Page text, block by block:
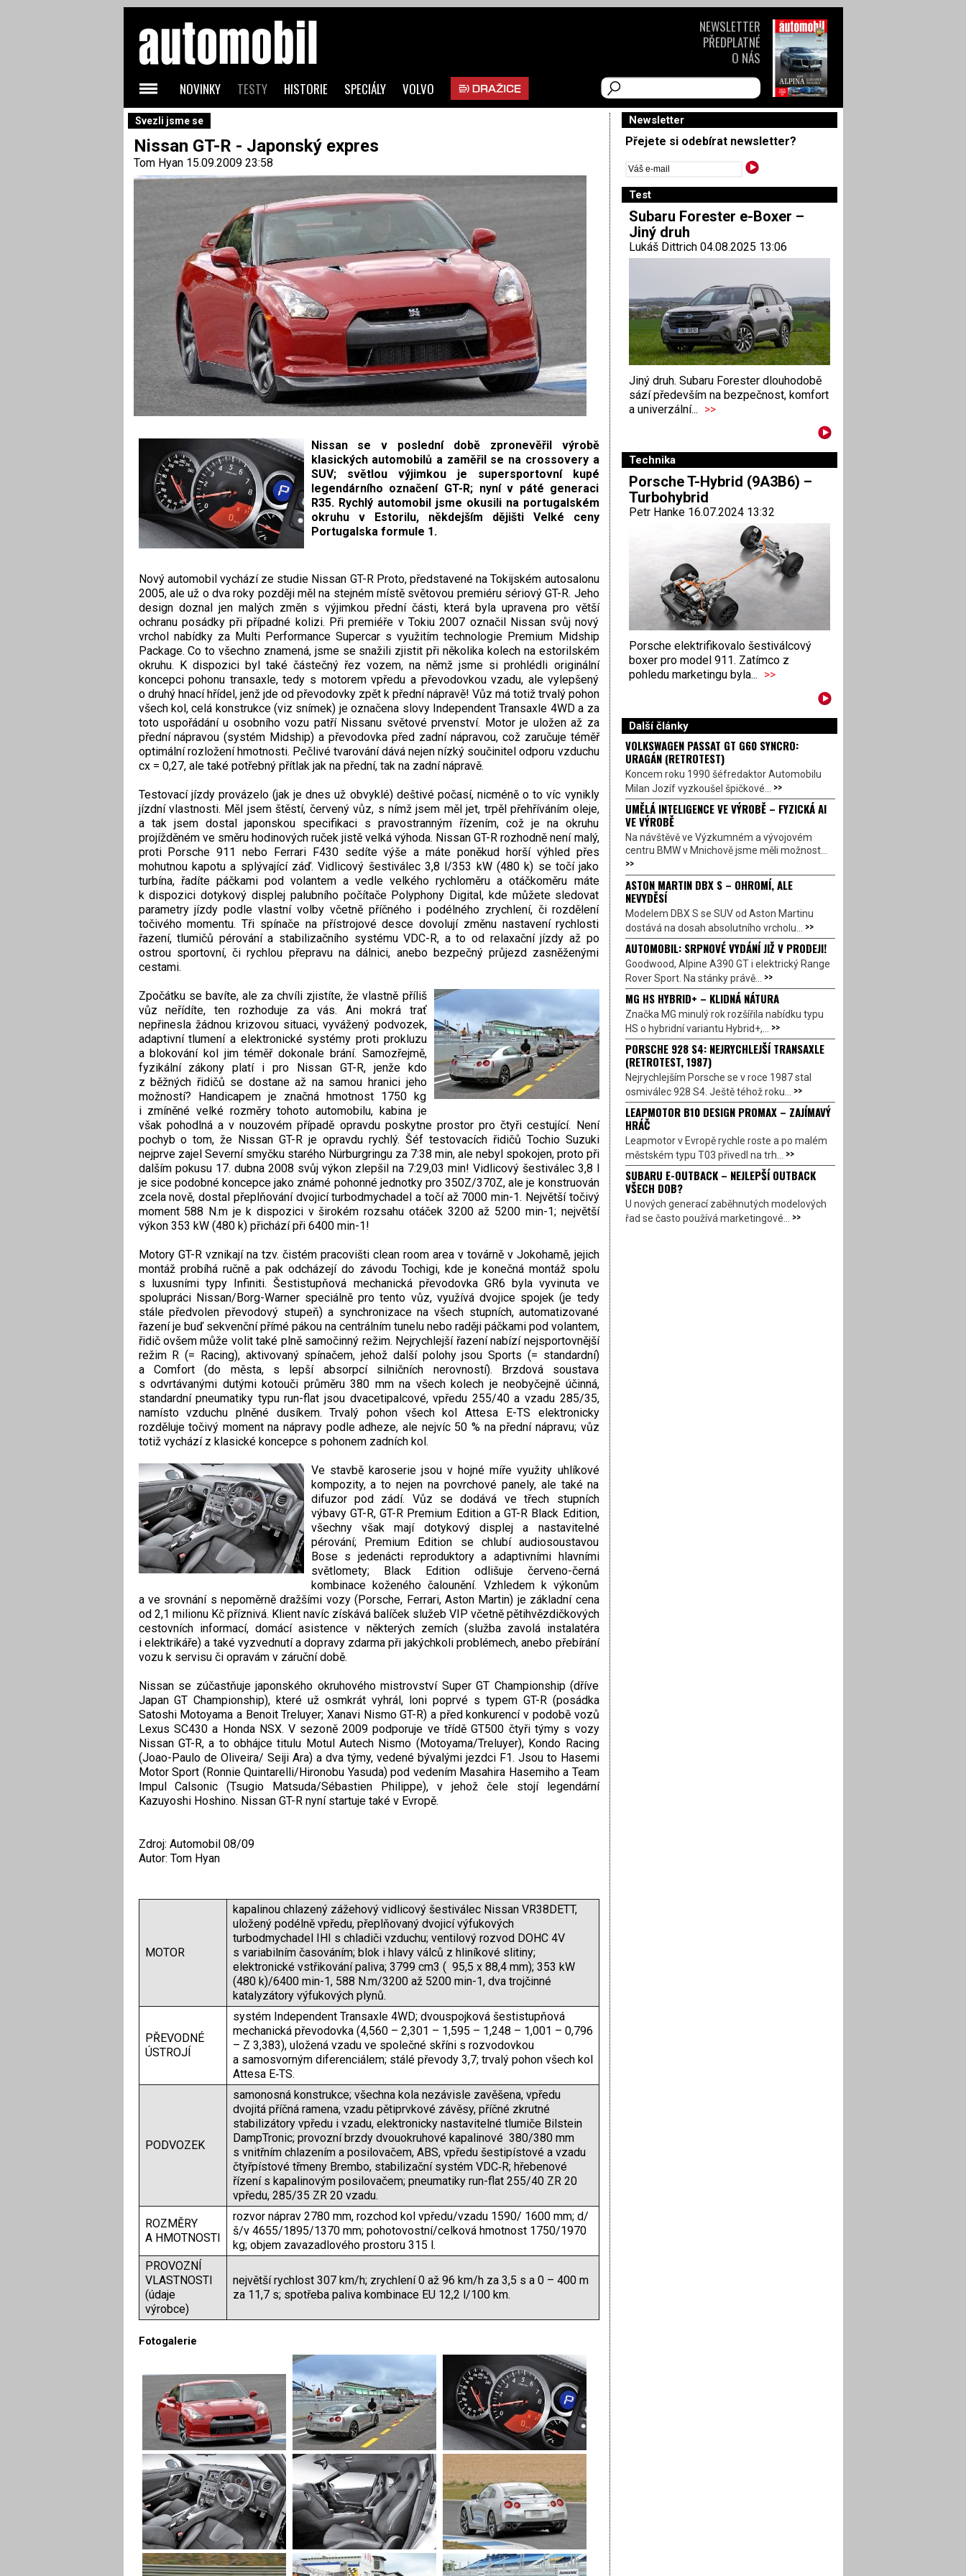
Svezli jsme se
Nissan GT-R - Japonský expres
Tom Hyan15.09.2009 23:58
Nissan se v poslední době zpronevěřil výrobě
klasických automobilů a zaměřil se na crossovery a
SUV; světlou výjimkou je supersportovní kupé
legendárního označení GT-R; nyní v páté generaci
R35. Rychlý automobil jsme okusili na portugalském
okruhu v Estorilu, někdejším dějišti Velké ceny
Portugalska formule 1.
Nový automobil vychází ze studie Nissan GT-R Proto, představené na Tokijském autosalonu
2005, ale už o dva roky později měl na stejném místě světovou premiéru sériový GT-R. Jeho
design doznal jen malých změn s výjimkou přední části, která byla upravena pro větší
ochranu posádky při případné kolizi. Při premiéře v Tokiu 2007 označil Nissan svůj nový
vrchol nabídky za Multi Performance Supercar s využitím technologie Premium Midship
Package. Co to všechno znamená, jsme se snažili zjistit při několika kolech na estorilském
okruhu. K dispozici byl také částečný řez vozem, na němž jsme si prohlédli originální
koncepci pohonu transaxle, tedy s motorem vpředu a převodovkou vzadu, ale vylepšený
o druhý hnací hřídel, jenž jde od převodovky zpět k přední nápravě! Vůz má totiž trvalý pohon
všech kol, celá konstrukce (viz snímek) je označena slovy Independent Transaxle 4WD a za
toto uspořádání u osobního vozu patří Nissanu světové prvenství. Motor je uložen až za
přední nápravou (systém Midship) a převodovka před zadní nápravou, což zaručuje téměř
optimální rozložení hmotnosti. Pečlivé tvarování dává nejen nízký součinitel odporu vzduchu
cx = 0,27, ale také potřebný přítlak jak na přední, tak na zadní nápravě.
Testovací jízdy provázelo (jak je dnes už obvyklé) deštivé počasí, nicméně o to víc vynikly
jízdní vlastnosti. Měl jsem štěstí, červený vůz, s nímž jsem měl jet, trpěl přehříváním oleje,
a tak jsem dostal japonskou specifikaci s pravostranným řízením, což je na okruhu
projížděném ve směru hodinových ruček jistě velká výhoda. Nissan GT-R rozhodně není malý,
proti Porsche 911 nebo Ferrari F430 sedíte výše a máte poněkud horší výhled přes
mohutnou kapotu a splývající záď. Vidlicový šestiválec 3,8 l/353 kW (480 k) se točí jako
turbína, řadíte páčkami pod volantem a vedle velkého rychloměru a otáčkoměru máte
k dispozici dotykový displej palubního počítače Polyphony Digital, kde můžete sledovat
parametry jízdy podle vlastní volby včetně příčného i podélného zrychlení, či rozdělení
točivého momentu. Tři spínače na přístrojové desce dovolují změnu nastavení rychlosti
řazení, tlumičů pérování a stabilizačního systému VDC-R, a to od relaxační jízdy až po
ostrou sportovní, či rychlou přepravu na dálnici, anebo bezpečný průjezd zasněženými
cestami.
Zpočátku se bavíte, ale za chvíli zjistíte, že vlastně příliš
vůz neřídíte, ten rozhoduje za vás. Ani mokrá trať
nepřinesla žádnou krizovou situaci, vyvážený podvozek,
adaptivní tlumení a elektronické systémy proti prokluzu
a blokování kol jim téměř dokonale brání. Samozřejmě,
fyzikální zákony platí i pro Nissan GT-R, jenže kdo
z běžných řidičů se dostane až na samou hranici jeho
možností? Handicapem je značná hmotnost 1750 kg
i zmíněné velké rozměry tohoto automobilu, kabina je
však pohodlná a v nouzovém případě opravdu poskytne prostor pro čtyři cestující. Není
pochyb o tom, že Nissan GT-R je opravdu rychlý. Šéf testovacích řidičů Tochio Suzuki
nejprve zajel Severní smyčku starého Nürburgringu za 7:38 min, ale nebyl spokojen, proto při
dalším pokusu 17. dubna 2008 svůj výkon zlepšil na 7:29,03 min! Vidlicový šestiválec 3,8 l
je sice podobné koncepce jako známé pohonné jednotky pro 350Z/370Z, ale je konstruován
zcela nově, dostal přeplňování dvojicí turbodmychadel a točí až 7000 min-1. Největší točivý
moment 588 N.m je k dispozici v širokém rozsahu otáček 3200 až 5200 min-1; největší
výkon 353 kW (480 k) přichází při 6400 min-1!
Motory GT-R vznikají na tzv. čistém pracovišti clean room area v továrně v Jokohamě, jejich
montáž probíhá ručně a pak odcházejí do závodu Tochigi, kde je konečná montáž spolu
s luxusními typy Infiniti. Šestistupňová mechanická převodovka GR6 byla vyvinuta ve
spolupráci Nissan/Borg-Warner speciálně pro tento vůz, využívá dvojice spojek (je tedy
stále předvolen převodový stupeň) a synchronizace na všech stupních, automatizované
řazení je buď sekvenční přímé pákou na centrálním tunelu nebo raději páčkami pod volantem,
řidič ovšem může volit také plně samočinný režim. Nejrychlejší řazení nabízí nejsportovnější
režim R (= Racing), aktivovaný spínačem, jehož další polohy jsou Sports (= standardní)
a Comfort (do města, s lepší absorpcí silničních nerovností). Brzdová soustava
s odvrtávanými dutými kotouči průměru 380 mm na všech kolech je neobyčejně účinná,
standardní pneumatiky typu run-flat jsou dvacetipalcové, vpředu 255/40 a vzadu 285/35,
namísto vzduchu plněné dusíkem. Trvalý pohon všech kol Attesa E-TS elektronicky
rozděluje točivý moment na nápravy podle adheze, ale nejvíc 50 % na přední nápravu; vůz
totiž vychází z klasické koncepce s pohonem zadních kol.
Ve stavbě karoserie jsou v hojné míře využity uhlíkové
kompozity, a to nejen na povrchové panely, ale také na
difuzor pod zádí. Vůz se dodává ve třech stupních
výbavy GT-R, GT-R Premium Edition a GT-R Black Edition,
všechny však mají dotykový displej a nastavitelné
pérování; Premium Edition se chlubí audiosoustavou
Bose s jedenácti reproduktory a adaptivními hlavními
světlomety; Black Edition odlišuje červeno-černá
kombinace koženého čalounění. Vzhledem k výkonům
a ve srovnání s nepoměrně dražšími vozy (Porsche, Ferrari, Aston Martin) je základní cena
od 2,1 milionu Kč příznivá. Klient navíc získává balíček služeb VIP včetně pětihvězdičkových
cestovních informací, domácí asistence v některých zemích (služba zavolá instalatéra
i elektrikáře) a také vyzvednutí a dopravy zdarma při jakýchkoli problémech, anebo přebírání
vozu k servisu či opravám v záruční době.
Nissan se zúčastňuje japonského okruhového mistrovství Super GT Championship (dříve
Japan GT Championship), které už osmkrát vyhrál, loni poprvé s typem GT-R (posádka
Satoshi Motoyama a Benoit Treluyer; Xanavi Nismo GT-R) a před konkurencí v podobě vozů
Lexus SC430 a Honda NSX. V sezoně 2009 podporuje ve třídě GT500 čtyři týmy s vozy
Nissan GT-R, a to obhájce titulu Motul Autech Nismo (Motoyama/Treluyer), Kondo Racing
(Joao-Paulo de Oliveira/ Seiji Ara) a dva týmy, vedené bývalými jezdci F1. Jsou to Hasemi
Motor Sport (Ronnie Quintarelli/Hironobu Yasuda) pod vedením Masahira Hasemiho a Team
Impul Calsonic (Tsugio Matsuda/Sébastien Philippe), v jehož čele stojí legendární
Kazuyoshi Hoshino. Nissan GT-R nyní startuje také v Evropě.
Zdroj: Automobil 08/09
Autor: Tom Hyan
MOTOR
kapalinou chlazený zážehový vidlicový šestiválec Nissan VR38DETT,
uložený podélně vpředu, přeplňovaný dvojicí výfukových
turbodmychadel IHI s chladiči vzduchu; ventilový rozvod DOHC 4V
s variabilním časováním; blok i hlavy válců z hliníkové slitiny;
elektronické vstřikování paliva; 3799 cm3 ( 95,5 x 88,4 mm); 353 kW
(480 k)/6400 min-1, 588 N.m/3200 až 5200 min-1, dva trojčinné
katalyzátory výfukových plynů.
PŘEVODNÉ
ÚSTROJÍ
systém Independent Transaxle 4WD; dvouspojková šestistupňová
mechanická převodovka (4,560 – 2,301 – 1,595 – 1,248 – 1,001 – 0,796
– Z 3,383), uložená vzadu ve společné skříni s rozvodovkou
a samosvorným diferenciálem; stálé převody 3,7; trvalý pohon všech kol
Attesa E‑TS.
PODVOZEK
samonosná konstrukce; všechna kola nezávisle zavěšena, vpředu
dvojitá příčná ramena, vzadu pětiprvkové závěsy, příčné zkrutné
stabilizátory vpředu i vzadu, elektronicky nastavitelné tlumiče Bilstein
DampTronic; provozní brzdy dvouokruhové kapalinové 380/380 mm
s vnitřním chlazením a posilovačem, ABS, vpředu šestipístové a vzadu
čtyřpístové třmeny Brembo, stabilizační systém VDC‑R; hřebenové
řízení s kapalinovým posilovačem; pneumatiky run-flat 255/40 ZR 20
vpředu, 285/35 ZR 20 vzadu.
ROZMĚRY
A HMOTNOSTI
rozvor náprav 2780 mm, rozchod kol vpředu/vzadu 1590/ 1600 mm; d/
š/v 4655/1895/1370 mm; pohotovostní/celková hmotnost 1750/1970
kg; objem zavazadlového prostoru 315 l.
PROVOZNÍ
VLASTNOSTI
(údaje
výrobce)
největší rychlost 307 km/h; zrychlení 0 až 96 km/h za 3,5 s a 0 – 400 m
za 11,7 s; spotřeba paliva kombinace EU 12,2 l/100 km.
Fotogalerie
Newsletter
Přejete si odebírat newsletter?
Test
Subaru Forester e-Boxer –
Jiný druh
Lukáš Dittrich 04.08.2025 13:06
Jiný druh. Subaru Forester dlouhodobě
sází především na bezpečnost, komfort
a univerzální... >>
Technika
Porsche T-Hybrid (9A3B6) –
Turbohybrid
Petr Hanke 16.07.2024 13:32
Porsche elektrifikovalo šestiválcový
boxer pro model 911. Zatímco z
pohledu marketingu byla... >>
Další články
VOLKSWAGEN PASSAT GT G60 SYNCRO:
URAGÁN (RETROTEST)
Koncem roku 1990 šéfredaktor Automobilu
Milan Jozíf vyzkoušel špičkové... >>
UMĚLÁ INTELIGENCE VE VÝROBĚ – FYZICKÁ AI
VE VÝROBĚ
Na návštěvě ve Výzkumném a vývojovém
centru BMW v Mnichově jsme měli možnost...
>>
ASTON MARTIN DBX S – OHROMÍ, ALE
NEVYDĚSÍ
Modelem DBX S se SUV od Aston Martinu
dostává na dosah absolutního vrcholu... >>
AUTOMOBIL: SRPNOVÉ VYDÁNÍ JIŽ V PRODEJI!
Goodwood, Alpine A390 GT i elektrický Range
Rover Sport. Na stánky právě... >>
MG HS HYBRID+ – KLIDNÁ NÁTURA
Značka MG minulý rok rozšířila nabídku typu
HS o hybridní variantu Hybrid+,... >>
PORSCHE 928 S4: NEJRYCHLEJŠÍ TRANSAXLE
(RETROTEST, 1987)
Nejrychlejším Porsche se v roce 1987 stal
osmiválec 928 S4. Ještě téhož roku... >>
LEAPMOTOR B10 DESIGN PROMAX – ZAJÍMAVÝ
HRÁČ
Leapmotor v Evropě rychle roste a po malém
městském typu T03 přivedl na trh... >>
SUBARU E-OUTBACK – NEJLEPŠÍ OUTBACK
VŠECH DOB?
U nových generací zaběhnutých modelových
řad se často používá marketingové... >>
NOVINKY TESTY HISTORIE SPECIÁLY VOLVO
NEWSLETTER
PŘEDPLATNÉ
O NÁS